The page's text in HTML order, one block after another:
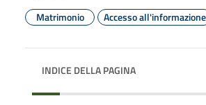
Matrimonio
Accesso all'informazione
INDICE DELLA PAGINA